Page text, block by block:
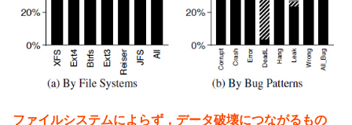
ファイルシステムによらず，データ破壊につながるもの